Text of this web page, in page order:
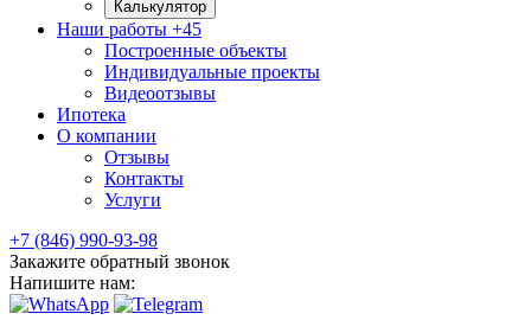
Калькулятор
Наши работы +45
Построенные объекты
Индивидуальные проекты
Видеоотзывы
Ипотека
О компании
Отзывы
Контакты
Услуги
+7 (846) 990-93-98
Закажите обратный звонок
Напишите нам: